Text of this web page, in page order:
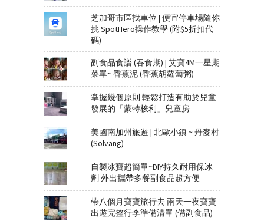
芝加哥市區找車位 | 便宜停車場隨你
挑 SpotHero操作教學 (附$5折扣代
碼)
副食品食譜 (吞食期) | 艾寶4M一星期
菜單~ 香蕉泥 (香蕉胡蘿蔔粥)
掌握幾個原則 輕鬆打造有助於兒童
發展的「蒙特梭利」兒童房
美國南加州旅遊 | 北歐小鎮 ~ 丹麥村
(Solvang)
自製冰寶超簡單~DIY持久耐用保冰
劑 外出攜帶多餐副食品超方便
帶八個月寶寶旅行去 兩天一夜寶寶
出遊完整行李準備清單 (備副食品)